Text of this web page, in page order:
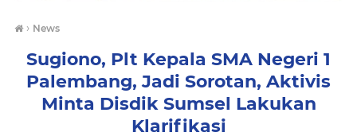
› News
Sugiono, Plt Kepala SMA Negeri 1
Palembang, Jadi Sorotan, Aktivis
Minta Disdik Sumsel Lakukan
Klarifikasi